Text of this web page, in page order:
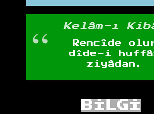
Kelâm-ı
Rencîde
dîde-i
ziyâdan.
BİLGİ